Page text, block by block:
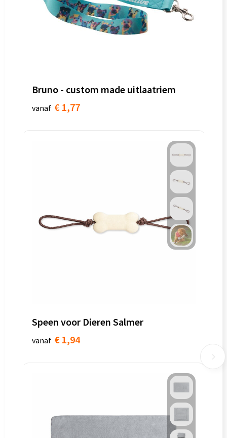
Bruno - custom made uitlaatriem
vanaf € 1,77
Speen voor Dieren Salmer
vanaf € 1,94